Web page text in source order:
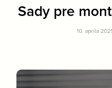
Sady pre
10. apríla